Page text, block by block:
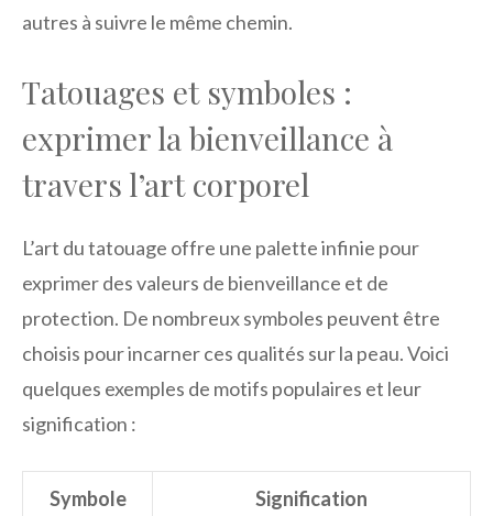
autres à suivre le même chemin.
Tatouages et symboles :
exprimer la bienveillance à
travers l’art corporel
L’art du tatouage offre une palette infinie pour
exprimer des valeurs de bienveillance et de
protection. De nombreux symboles peuvent être
choisis pour incarner ces qualités sur la peau. Voici
quelques exemples de motifs populaires et leur
signification :
Symbole Signification